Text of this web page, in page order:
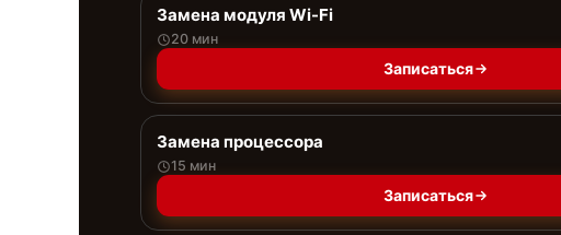
Замена модуля Wi-Fi
20 мин
Записаться
Замена процессора
15 мин
Записаться